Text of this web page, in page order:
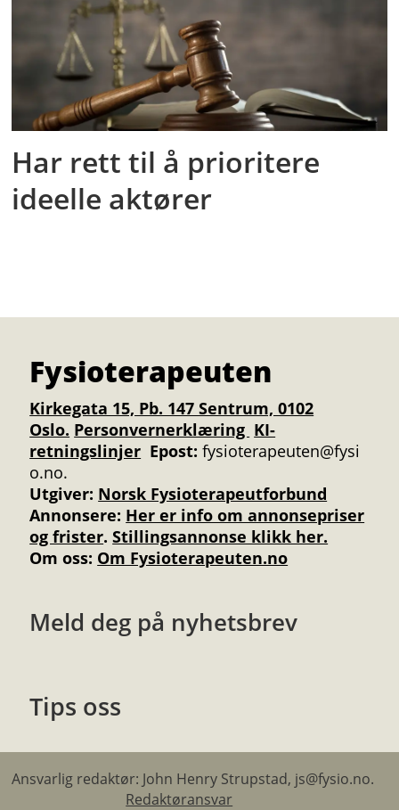
Har rett til å prioritere
ideelle aktører
Fysioterapeuten
Kirkegata 15, Pb. 147 Sentrum, 0102
Oslo. Personvernerklæring KI-
retningslinjer Epost: fysioterapeuten@fysi
o.no.
Utgiver: Norsk Fysioterapeutforbund
Annonsere: Her er info om annonsepriser
og frister.Stillingsannonse klikk her.
Om oss: Om Fysioterapeuten.no
Meld deg på nyhetsbrev
Tips oss
Ansvarlig redaktør: John Henry Strupstad, js@fysio.no.
Redaktøransvar